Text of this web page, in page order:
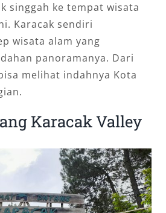
singgah ke tempat wisata
Karacak sendiri
wisata alam yang
panoramanya. Dari
melihat indahnya Kota
Karacak Valley